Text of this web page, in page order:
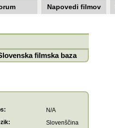
Napovedi filmov
filmska baza
N/A
Slovenščina